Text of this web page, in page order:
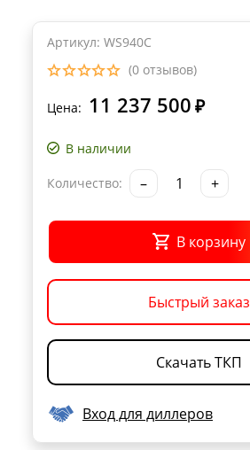
Артикул: WS940C
(0 отзывов)
Цена: 11 237 500 ₽
В наличии
Количество: – +
В корзину
Быстрый заказ
Скачать ТКП
Вход для диллеров